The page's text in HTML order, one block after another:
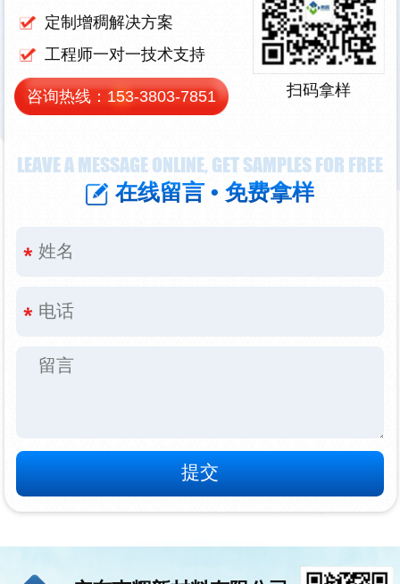
LEAVE A MESSAGE ONLINE, GET SAMPLES FOR FREE
在线留言 • 免费拿样
定制增稠解决方案
工程师一对一技术支持
咨询热线： 153-3803-7851 扫码拿样